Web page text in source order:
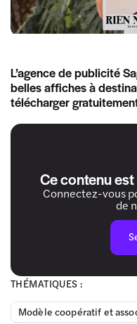
THÉMATIQUES :
Modèle coopératif et
L’agence de publicité
belles affiches à
télécharger
Ce contenu
Connectez-vous
de